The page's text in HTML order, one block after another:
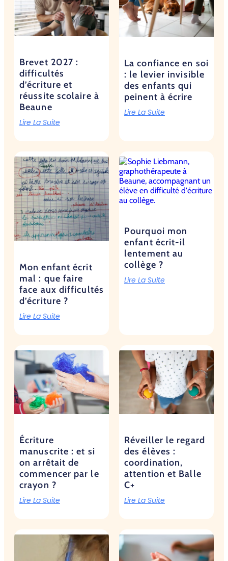
Brevet 2027 :
difficultés
d’écriture et
réussite scolaire à
Beaune
Lire La Suite
La confiance en soi
: le levier invisible
des enfants qui
peinent à écrire
Lire La Suite
Mon enfant écrit
mal : que faire
face aux difficultés
d’écriture ?
Lire La Suite
Pourquoi mon
enfant écrit-il
lentement au
collège ?
Lire La Suite
Écriture
manuscrite : et si
on arrêtait de
commencer par le
crayon ?
Lire La Suite
Réveiller le regard
des élèves :
coordination,
attention et Balle
C+
Lire La Suite